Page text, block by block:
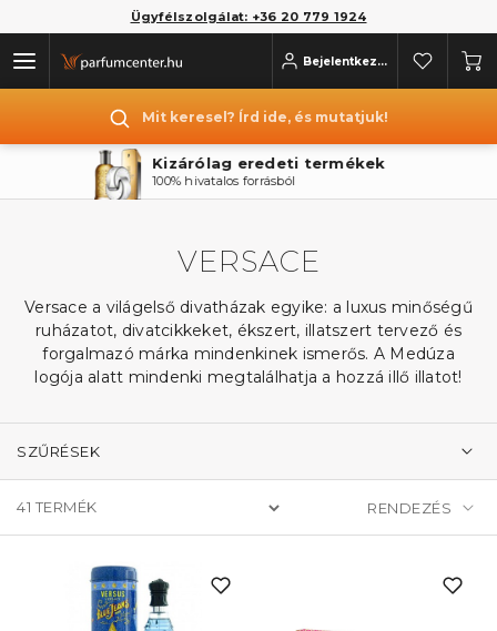
Ügyfélszolgálat: +36 20 779 1924
Bejelentkezés
Mit keresel? Írd ide, és mutatjuk!
Akár ingyenes szállítás
Már 2 parfüm rendelésekor is
VERSACE
Versace a világelső divatházak egyike: a luxus minőségű
ruházatot, divatcikkeket, ékszert, illatszert tervező és
forgalmazó márka mindenkinek ismerős. A Medúza
logója alatt mindenki megtalálhatja a hozzá illő illatot!
SZŰRÉSEK
41 TERMÉK